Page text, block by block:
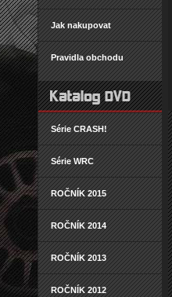
Jak nakupovat
Pravidla obchodu
Série CRASH!
Série WRC
ROČNÍK 2015
ROČNÍK 2014
ROČNÍK 2013
ROČNÍK 2012